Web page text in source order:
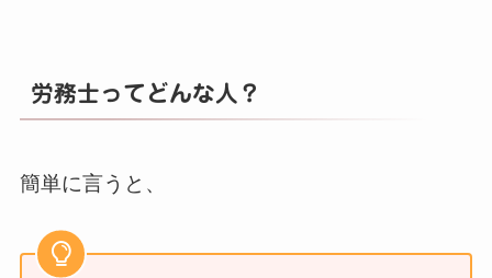
労務士ってどんな人？
簡単に言うと、